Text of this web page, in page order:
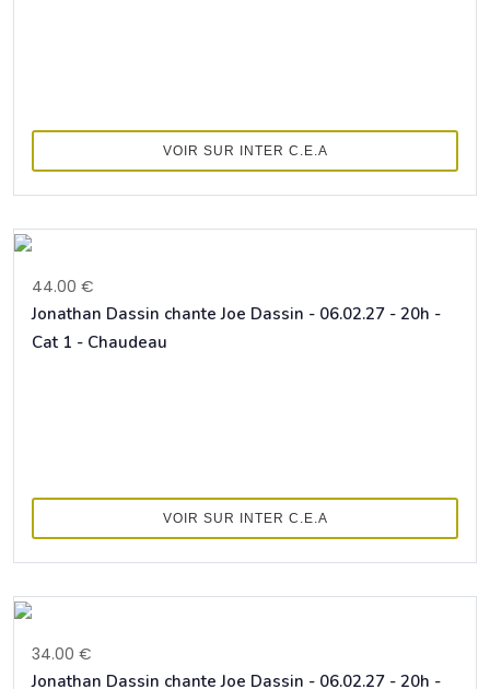
VOIR SUR INTER C.E.A
44.00 €
Jonathan Dassin chante Joe Dassin - 06.02.27 - 20h -
Cat 1 - Chaudeau
VOIR SUR INTER C.E.A
34.00 €
Jonathan Dassin chante Joe Dassin - 06.02.27 - 20h -